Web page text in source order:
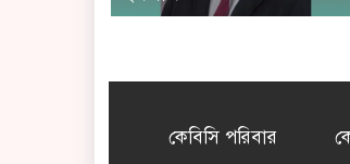
কেবিসি পরিবার